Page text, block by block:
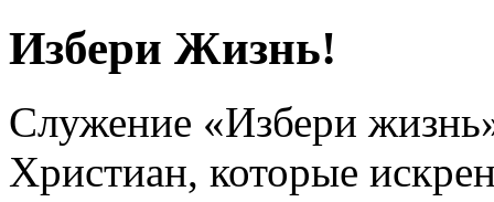
Избери Жизнь!
Служение «Избери
Христиан, которые